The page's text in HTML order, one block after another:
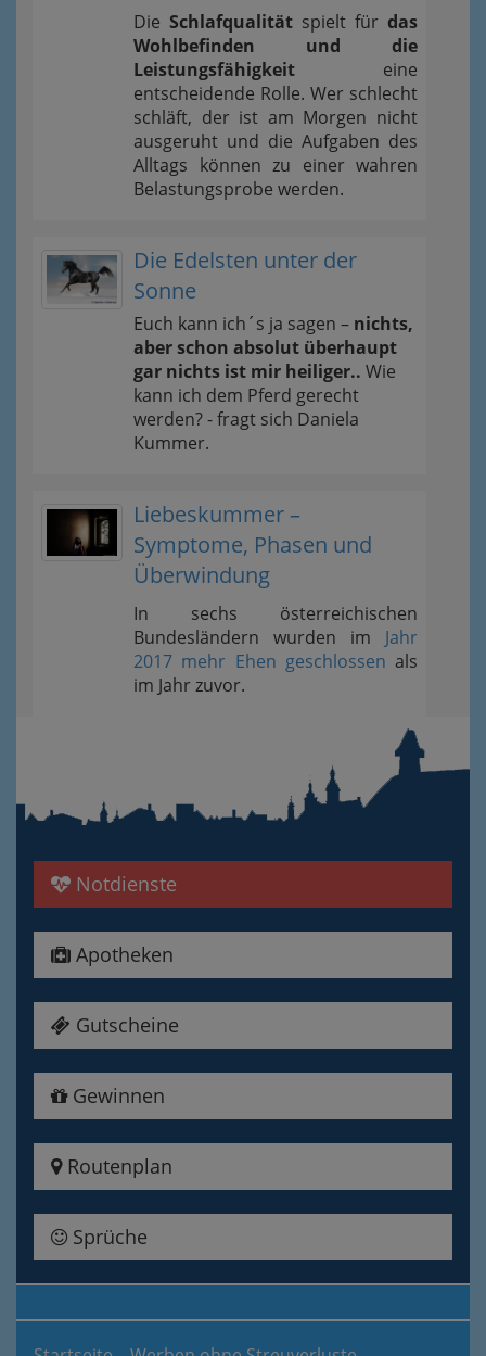
Die Schlafqualität spielt für das
Wohlbefinden und die
Leistungsfähigkeit eine
entscheidende Rolle. Wer schlecht
schläft, der ist am Morgen nicht
ausgeruht und die Aufgaben des
Alltags können zu einer wahren
Belastungsprobe werden.
Die Edelsten unter der
Sonne
Euch kann ich´s ja sagen – nichts,
aber schon absolut überhaupt
gar nichts ist mir heiliger.. Wie
kann ich dem Pferd gerecht
werden? - fragt sich Daniela
Kummer.
Liebeskummer –
Symptome, Phasen und
Überwindung
In sechs österreichischen
Bundesländern wurden im Jahr
2017 mehr Ehen geschlossen als
im Jahr zuvor.
Notdienste
Apotheken
Gutscheine
Gewinnen
Routenplan
Sprüche